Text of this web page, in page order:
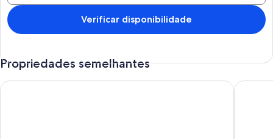
Verificar disponibilidade
Propriedades semelhantes
Chalé Bem-te-vi Eco.Hospedagem - Em harmonia com a
Chalé